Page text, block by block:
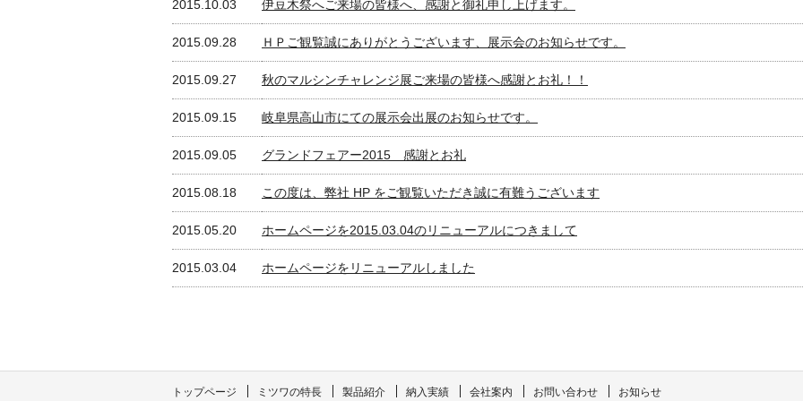
2015.10.03 伊豆木祭へご来場の皆様へ、感謝と御礼申し上げます。
2015.09.28 ＨＰご観覧誠にありがとうございます、展示会のお知らせです。
2015.09.27 秋のマルシンチャレンジ展ご来場の皆様へ感謝とお礼！！
2015.09.15 岐阜県高山市にての展示会出展のお知らせです。
2015.09.05 グランドフェアー2015 感謝とお礼
2015.08.18 この度は、弊社 HP をご観覧いただき誠に有難うございます
2015.05.20 ホームページを2015.03.04のリニューアルにつきまして
2015.03.04 ホームページをリニューアルしました
トップページ ミツワの特長 製品紹介 納入実績 会社案内 お問い合わせ お知らせ